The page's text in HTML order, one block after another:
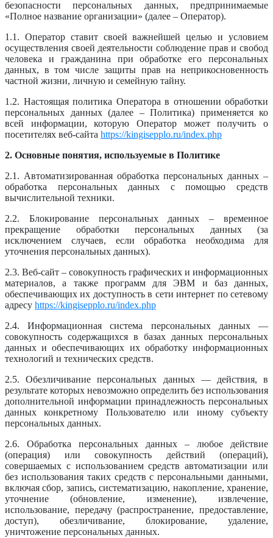
безопасности персональных данных, предпринимаемые
«Полное название организации» (далее – Оператор).
1.1. Оператор ставит своей важнейшей целью и условием
осуществления своей деятельности соблюдение прав и свобод
человека и гражданина при обработке его персональных
данных, в том числе защиты прав на неприкосновенность
частной жизни, личную и семейную тайну.
1.2. Настоящая политика Оператора в отношении обработки
персональных данных (далее – Политика) применяется ко
всей информации, которую Оператор может получить о
посетителях веб-сайта https://kingisepplo.ru/index.php
2. Основные понятия, используемые в Политике
2.1. Автоматизированная обработка персональных данных –
обработка персональных данных с помощью средств
вычислительной техники.
2.2. Блокирование персональных данных – временное
прекращение обработки персональных данных (за
исключением случаев, если обработка необходима для
уточнения персональных данных).
2.3. Веб-сайт – совокупность графических и информационных
материалов, а также программ для ЭВМ и баз данных,
обеспечивающих их доступность в сети интернет по сетевому
адресу https://kingisepplo.ru/index.php
2.4. Информационная система персональных данных —
совокупность содержащихся в базах данных персональных
данных и обеспечивающих их обработку информационных
технологий и технических средств.
2.5. Обезличивание персональных данных — действия, в
результате которых невозможно определить без использования
дополнительной информации принадлежность персональных
данных конкретному Пользователю или иному субъекту
персональных данных.
2.6. Обработка персональных данных – любое действие
(операция) или совокупность действий (операций),
совершаемых с использованием средств автоматизации или
без использования таких средств с персональными данными,
включая сбор, запись, систематизацию, накопление, хранение,
уточнение (обновление, изменение), извлечение,
использование, передачу (распространение, предоставление,
доступ), обезличивание, блокирование, удаление,
уничтожение персональных данных.